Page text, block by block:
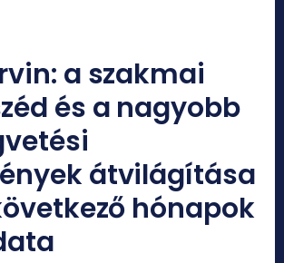
a szakmai
és a nagyobb
átvilágítása
hónapok